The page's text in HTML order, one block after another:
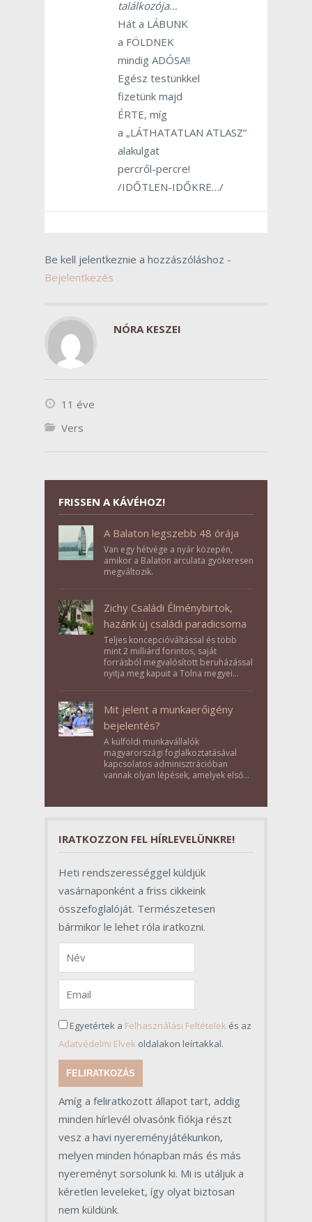
találkozója…
Hát a LÁBUNK
a FÖLDNEK
mindig ADÓSA!!
Egész testünkkel
fizetünk majd
ÉRTE, míg
a „LÁTHATATLAN ATLASZ”
alakulgat
percről-percre!
/IDŐTLEN-IDŐKRE…/
Be kell jelentkeznie a hozzászóláshoz -
Bejelentkezés
NÓRA KESZEI
11 éve
Vers
FRISSEN A KÁVÉHOZ!
A Balaton legszebb 48 órája
Van egy hétvége a nyár közepén,
amikor a Balaton arculata gyökeresen
megváltozik.
Zichy Családi Élménybirtok,
hazánk új családi paradicsoma
Teljes koncepcióváltással és több
mint 2 milliárd forintos, saját
forrásból megvalósított beruházással
nyitja meg kapuit a Tolna megyei
Mit jelent a munkaerőigény
bejelentés?
A külföldi munkavállalók
magyarországi foglalkoztatásával
kapcsolatos adminisztrációban
vannak olyan lépések, amelyek első
szerepet töltenek be az egész
IRATKOZZON FEL HÍRLEVELÜNKRE!
Heti rendszerességgel küldjük
vasárnaponként a friss cikkeink
összefoglalóját. Természetesen
bármikor le lehet róla iratkozni.
Egyetértek a Felhasználási Feltételek és az
Adatvédelmi Elvek oldalakon leírtakkal.
FELIRATKOZÁS
Amíg a feliratkozott állapot tart, addig
minden hírlevél olvasónk fiókja részt
vesz a havi nyereményjátékunkon,
melyen minden hónapban más és más
nyereményt sorsolunk ki. Mi is utáljuk a
kéretlen leveleket, így olyat biztosan
nem küldünk.